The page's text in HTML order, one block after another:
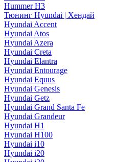
Hummer H3
Тюнинг Hyundai | Хендай
Hyundai Accent
Hyundai Atos
Hyundai Azera
Hyundai Creta
Hyundai Elantra
Hyundai Entourage
Hyundai Equus
Hyundai Genesis
Hyundai Getz
Hyundai Grand Santa Fe
Hyundai Grandeur
Hyundai H1
Hyundai H100
Hyundai i10
Hyundai i20